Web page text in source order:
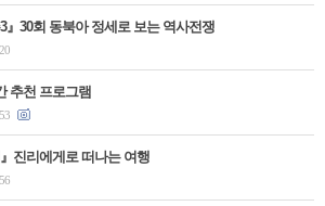
』30회 동북아 정세로 보는 역사전쟁
추천 프로그램
진리에게로 떠나는 여행